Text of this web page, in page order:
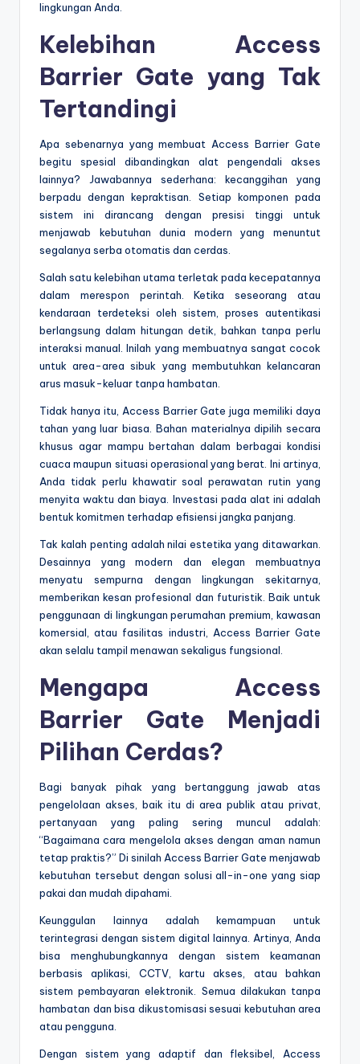
lingkungan Anda.
Kelebihan Access
Barrier Gate yang Tak
Tertandingi
Apa sebenarnya yang membuat Access Barrier Gate
begitu spesial dibandingkan alat pengendali akses
lainnya? Jawabannya sederhana: kecanggihan yang
berpadu dengan kepraktisan. Setiap komponen pada
sistem ini dirancang dengan presisi tinggi untuk
menjawab kebutuhan dunia modern yang menuntut
segalanya serba otomatis dan cerdas.
Salah satu kelebihan utama terletak pada kecepatannya
dalam merespon perintah. Ketika seseorang atau
kendaraan terdeteksi oleh sistem, proses autentikasi
berlangsung dalam hitungan detik, bahkan tanpa perlu
interaksi manual. Inilah yang membuatnya sangat cocok
untuk area-area sibuk yang membutuhkan kelancaran
arus masuk-keluar tanpa hambatan.
Tidak hanya itu, Access Barrier Gate juga memiliki daya
tahan yang luar biasa. Bahan materialnya dipilih secara
khusus agar mampu bertahan dalam berbagai kondisi
cuaca maupun situasi operasional yang berat. Ini artinya,
Anda tidak perlu khawatir soal perawatan rutin yang
menyita waktu dan biaya. Investasi pada alat ini adalah
bentuk komitmen terhadap efisiensi jangka panjang.
Tak kalah penting adalah nilai estetika yang ditawarkan.
Desainnya yang modern dan elegan membuatnya
menyatu sempurna dengan lingkungan sekitarnya,
memberikan kesan profesional dan futuristik. Baik untuk
penggunaan di lingkungan perumahan premium, kawasan
komersial, atau fasilitas industri, Access Barrier Gate
akan selalu tampil menawan sekaligus fungsional.
Mengapa Access
Barrier Gate Menjadi
Pilihan Cerdas?
Bagi banyak pihak yang bertanggung jawab atas
pengelolaan akses, baik itu di area publik atau privat,
pertanyaan yang paling sering muncul adalah:
“Bagaimana cara mengelola akses dengan aman namun
tetap praktis?” Di sinilah Access Barrier Gate menjawab
kebutuhan tersebut dengan solusi all-in-one yang siap
pakai dan mudah dipahami.
Keunggulan lainnya adalah kemampuan untuk
terintegrasi dengan sistem digital lainnya. Artinya, Anda
bisa menghubungkannya dengan sistem keamanan
berbasis aplikasi, CCTV, kartu akses, atau bahkan
sistem pembayaran elektronik. Semua dilakukan tanpa
hambatan dan bisa dikustomisasi sesuai kebutuhan area
atau pengguna.
Dengan sistem yang adaptif dan fleksibel, Access